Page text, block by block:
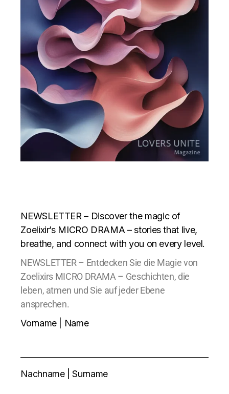
NEWSLETTER – Discover the magic of
Zoelixir’s MICRO DRAMA – stories that live,
breathe, and connect with you on every level.
NEWSLETTER – Entdecken Sie die Magie von
Zoelixirs MICRO DRAMA – Geschichten, die
leben, atmen und Sie auf jeder Ebene
ansprechen.
Vorname | Name
Nachname | Surname